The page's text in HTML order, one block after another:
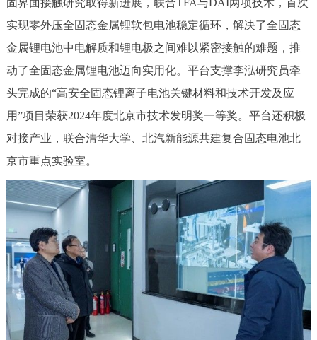
实现零外压全固态金属锂软包电池稳定循环，解决了全固态
金属锂电池中电解质和锂电极之间难以紧密接触的难题，推
动了全固态金属锂电池迈向实用化。平台支撑李泓研究员牵
头完成的“高安全固态锂离子电池关键材料和技术开发及应
用”项目荣获2024年度北京市技术发明奖一等奖。平台还积极
对接产业，联合清华大学、北汽新能源共建复合固态电池北
京市重点实验室。